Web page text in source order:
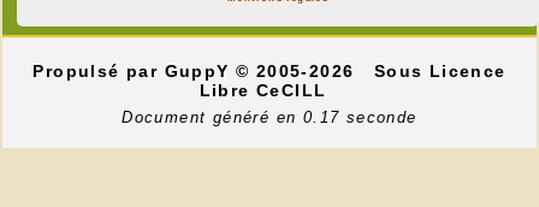
Propulsé par GuppY© 2005-2026
Sous Licence
Libre CeCILL
Document généré en 0.17 seconde